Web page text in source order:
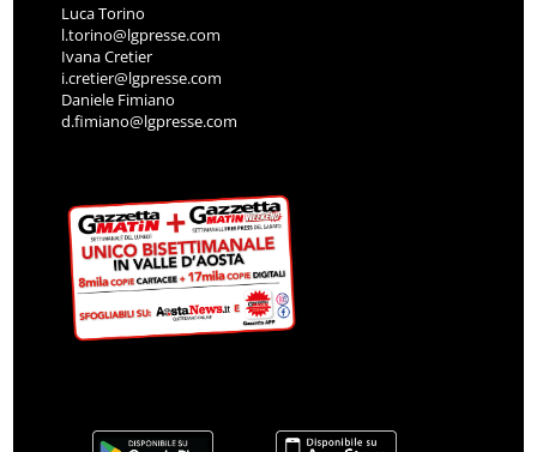
Luca Torino
l.torino@lgpresse.com
Ivana Cretier
i.cretier@lgpresse.com
Daniele Fimiano
d.fimiano@lgpresse.com